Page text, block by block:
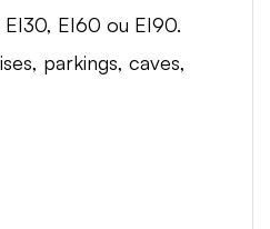
EI60 ou EI90.
parkings, caves,